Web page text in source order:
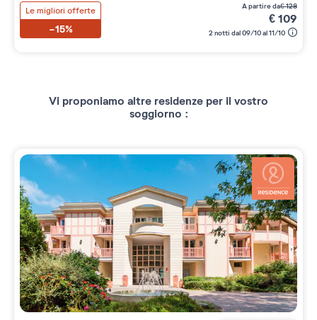
Le migliori offerte
-15%
a partire da€128
€109
2 notti dal 09/10 al 11/10
Vi proponiamo altre residenze per il vostro
soggiorno :